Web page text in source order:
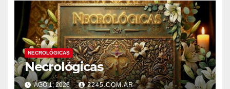
NECROLÓGICAS
Necrológicas
AGO 1, 2026 2245.COM.AR